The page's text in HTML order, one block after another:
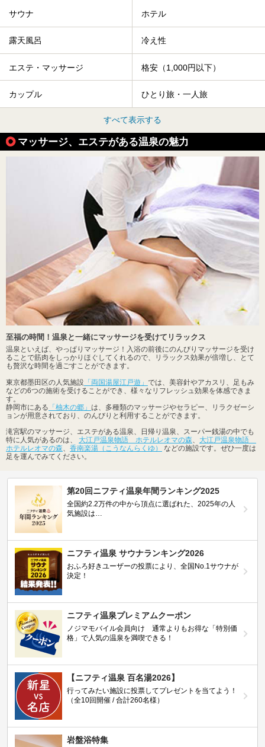
サウナ ホテル
露天風呂 冷え性
エステ・マッサージ 格安（1,000円以下）
カップル ひとり旅・一人旅
すべて表示する
マッサージ、エステがある温泉の魅力
至福の時間！温泉と一緒にマッサージを受けてリラックス
温泉といえば、やっぱりマッサージ！入浴の前後にのんびりマッサージを受け
ることで筋肉をしっかりほぐしてくれるので、リラックス効果が倍増し、とて
も贅沢な時間を過ごすことができます。
東京都墨田区の人気施設 「両国湯屋江戸遊」 では、美容針やアカスリ、足もみ
などの6つの施術を受けることができ、様々なリフレッシュ効果を体感できま
す。
静岡市にある 「柚木の郷」 は、多種類のマッサージやセラピー、リラクゼーシ
ョンが用意されており、のんびりと利用することができます。
滝宮駅のマッサージ、エステがある温泉、日帰り温泉、スーパー銭湯の中でも
特に人気があるのは、 大江戸温泉物語 ホテルレオマの森
大江戸温泉物語
ホテルレオマの森
香南楽湯（こうなんらくゆ）
などの施設です。ぜひ一度は
足を運んでみてください。
第20回ニフティ温泉年間ランキング2025
全国約2.2万件の中から頂点に選ばれた、2025年の人
気施設は…
ニフティ温泉 サウナランキング2026
おふろ好きユーザーの投票により、全国No.1サウナが
決定！
ニフティ温泉プレミアムクーポン
ノジマモバイル会員向け 通常よりもお得な「特別価
格」で人気の温泉を満喫できる！
【ニフティ温泉 百名湯2026】
行ってみたい施設に投票してプレゼントを当てよう！
（全10回開催 / 合計260名様）
岩盤浴特集